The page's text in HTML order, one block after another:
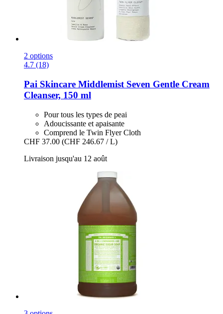
2 options
4.7 (18)
Pai Skincare Middlemist Seven Gentle Cream
Cleanser, 150 ml
Pour tous les types de peai
Adoucissante et apaisante
Comprend le Twin Flyer Cloth
CHF 37.00 (CHF 246.67 / L)
Livraison jusqu'au 12 août